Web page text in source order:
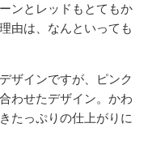
ンとレッドもとてもか
由は、なんといっても
ザインですが、ピンク
わせたデザイン。かわ
たっぷりの仕上がりに